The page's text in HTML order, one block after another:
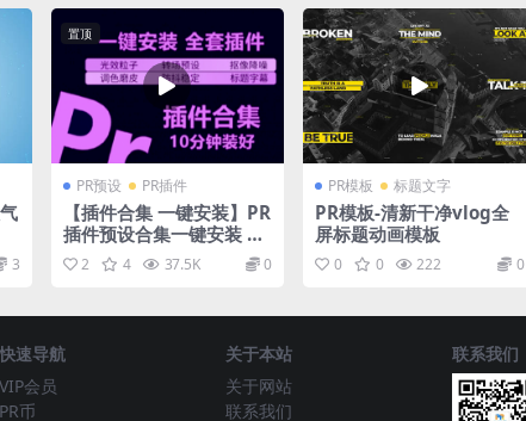
3
置顶
PR预设 PR插件
【插件合集 一键安装】PR
插件预设合集一键安装 转
场效果 调色预设 字幕动画
磨皮降噪 插件大全
2 4 37.5K 0
PR模板 标题文字
PR模板-清新干净vlog全
屏标题动画模板
0 0 222 0
快速导航
VIP会员
PR币
关于本站
关于网站
联系我们
联系我们